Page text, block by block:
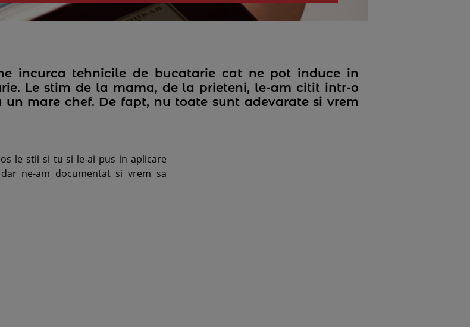
incurca tehnicile de bucatarie cat ne pot induce in
Le stim de la mama, de la prieteni, le-am citit intr-o
mare chef. De fapt, nu toate sunt adevarate si vrem
le stii si tu si le-ai pus in aplicare
ne-am documentat si vrem sa